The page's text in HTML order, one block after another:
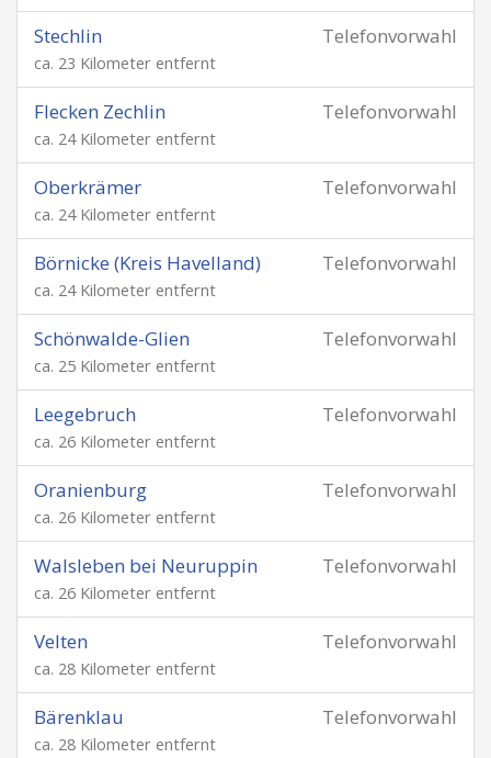
Telefonvorwahl
Stechlin
ca. 23 Kilometer entfernt
Telefonvorwahl
Flecken Zechlin
ca. 24 Kilometer entfernt
Telefonvorwahl
Oberkrämer
ca. 24 Kilometer entfernt
Telefonvorwahl
Börnicke (Kreis Havelland)
ca. 24 Kilometer entfernt
Telefonvorwahl
Schönwalde-Glien
ca. 25 Kilometer entfernt
Telefonvorwahl
Leegebruch
ca. 26 Kilometer entfernt
Telefonvorwahl
Oranienburg
ca. 26 Kilometer entfernt
Telefonvorwahl
Walsleben bei Neuruppin
ca. 26 Kilometer entfernt
Telefonvorwahl
Velten
ca. 28 Kilometer entfernt
Telefonvorwahl
Bärenklau
ca. 28 Kilometer entfernt